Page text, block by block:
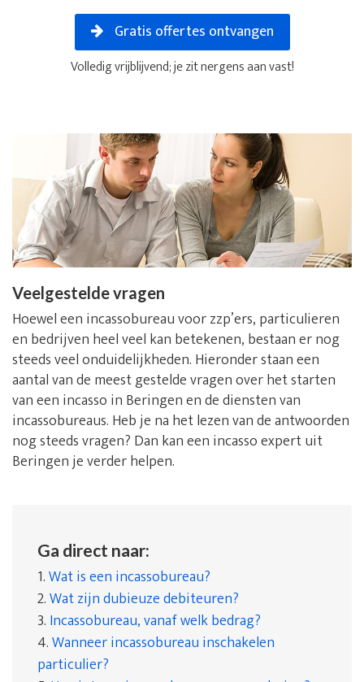
Gratis offertes ontvangen
Volledig vrijblijvend; je zit nergens aan vast!
Veelgestelde vragen
Hoewel een incassobureau voor zzp’ers, particulieren
en bedrijven heel veel kan betekenen, bestaan er nog
steeds veel onduidelijkheden. Hieronder staan een
aantal van de meest gestelde vragen over het starten
van een incasso in Beringen en de diensten van
incassobureaus. Heb je na het lezen van de antwoorden
nog steeds vragen? Dan kan een incasso expert uit
Beringen je verder helpen.
Ga direct naar:
1.Wat is een incassobureau?
2.Wat zijn dubieuze debiteuren?
3. Incassobureau, vanaf welk bedrag?
4.Wanneer incassobureau inschakelen
particulier?